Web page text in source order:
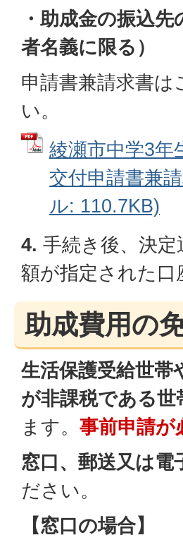
・助成金の振込
者名義に限る）
申請書兼請求書
い。
綾瀬市中学3年
交付申請書兼
ル: 110.7KB)
4. 手続き後、決
額が指定された
助成費用の
生活保護受給世帯
が非課税である世
ます。 事前申請が
窓口、郵送又は電
ださい。
【窓口の場合】